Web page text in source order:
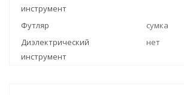
инструмент
Футляр
сумка
Диэлектрический
инструмент
нет